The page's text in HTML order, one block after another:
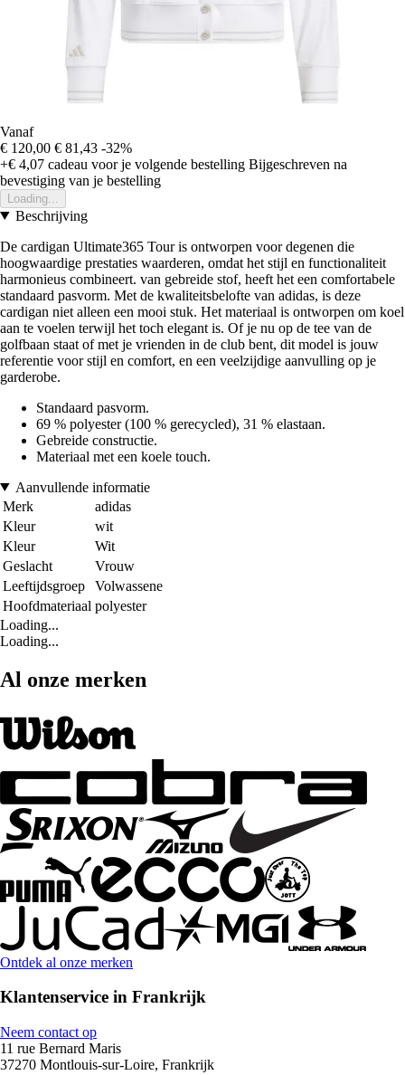
Vanaf
€ 120,00 € 81,43 -32%
+€ 4,07 cadeau voor je volgende bestelling Bijgeschreven na
bevestiging van je bestelling
Loading...
Beschrijving
De cardigan Ultimate365 Tour is ontworpen voor degenen die
hoogwaardige prestaties waarderen, omdat het stijl en functionaliteit
harmonieus combineert. van gebreide stof, heeft het een comfortabele
standaard pasvorm. Met de kwaliteitsbelofte van adidas, is deze
cardigan niet alleen een mooi stuk. Het materiaal is ontworpen om koel
aan te voelen terwijl het toch elegant is. Of je nu op de tee van de
golfbaan staat of met je vrienden in de club bent, dit model is jouw
referentie voor stijl en comfort, en een veelzijdige aanvulling op je
garderobe.
Standaard pasvorm.
69 % polyester (100 % gerecycled), 31 % elastaan.
Gebreide constructie.
Materiaal met een koele touch.
Aanvullende informatie
Merk
adidas
Kleur
wit
Kleur
Wit
Geslacht
Vrouw
Leeftijdsgroep
Volwassene
Hoofdmateriaal polyester
Loading...
Loading...
Al onze merken
Ontdek al onze merken
Klantenservice in Frankrijk
Neem contact op
11 rue Bernard Maris
37270 Montlouis-sur-Loire, Frankrijk